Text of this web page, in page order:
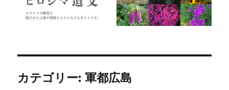
カテゴリー:軍都広島